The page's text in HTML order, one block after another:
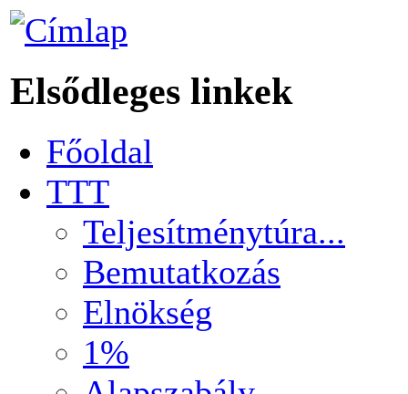
Elsődleges linkek
Főoldal
TTT
Teljesítménytúra...
Bemutatkozás
Elnökség
1%